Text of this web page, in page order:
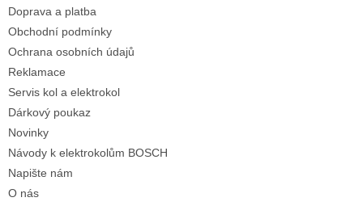
Doprava a platba
Obchodní podmínky
Ochrana osobních údajů
Reklamace
Servis kol a elektrokol
Dárkový poukaz
Novinky
Návody k elektrokolům BOSCH
Napište nám
O nás